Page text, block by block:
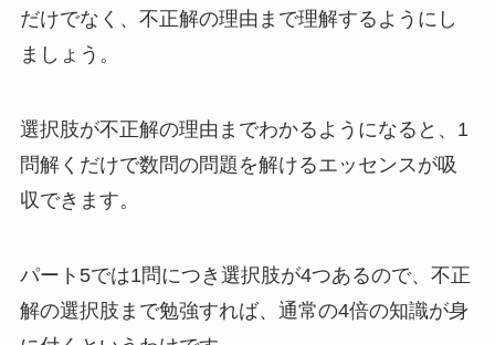
だけでなく、不正解の理由まで理解するようにし
ましょう。
選択肢が不正解の理由までわかるようになると、1
問解くだけで数問の問題を解けるエッセンスが吸
収できます。
パート5では1問につき選択肢が4つあるので、不正
解の選択肢まで勉強すれば、通常の4倍の知識が身